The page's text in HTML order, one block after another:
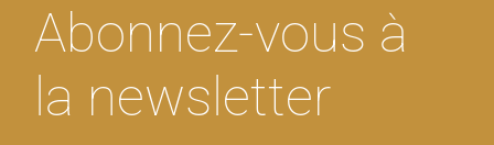
Abonnez-vous à
la newsletter